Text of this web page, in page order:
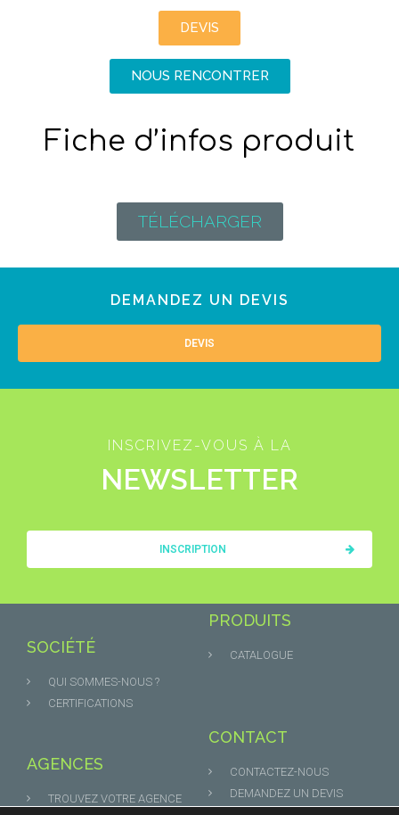
DEVIS
NOUS RENCONTRER
Fiche d’infos produit
TÉLÉCHARGER
DEMANDEZ UN DEVIS
DEVIS
INSCRIVEZ-VOUS À LA
NEWSLETTER
INSCRIPTION
SOCIÉTÉ
QUI SOMMES-NOUS ?
CERTIFICATIONS
PRODUITS
CATALOGUE
AGENCES
TROUVEZ VOTRE AGENCE
CONTACT
CONTACTEZ-NOUS
DEMANDEZ UN DEVIS